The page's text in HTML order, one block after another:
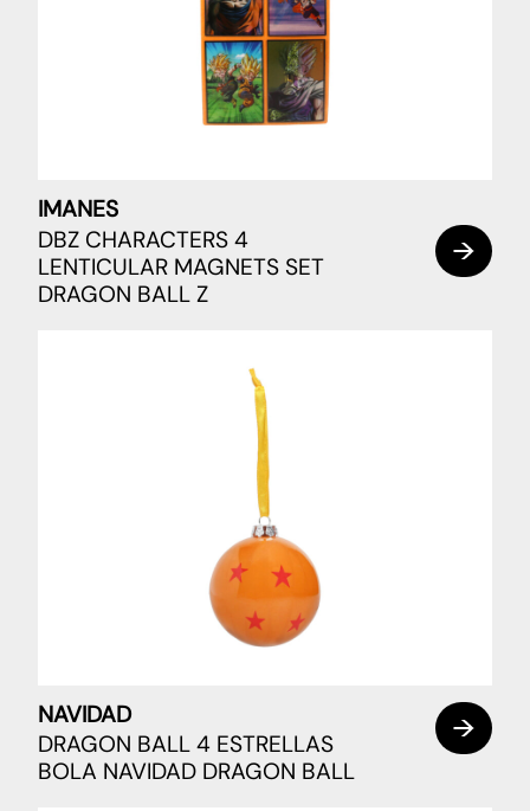
IMANES
DBZ CHARACTERS 4
LENTICULAR MAGNETS SET
DRAGON BALL Z
NAVIDAD
DRAGON BALL 4 ESTRELLAS
BOLA NAVIDAD DRAGON BALL